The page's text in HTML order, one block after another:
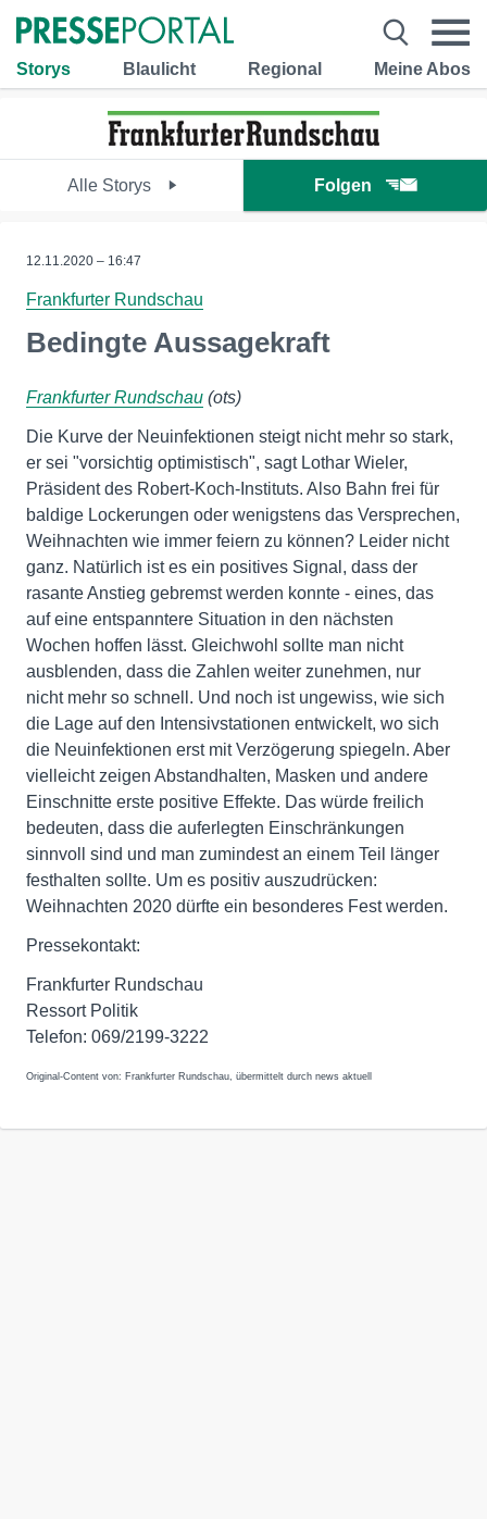
Storys Blaulicht Regional Meine Abos
Alle Storys Folgen
12.11.2020 – 16:47
Frankfurter Rundschau
Bedingte Aussagekraft
Frankfurter Rundschau (ots)
Die Kurve der Neuinfektionen steigt nicht mehr so stark,
er sei "vorsichtig optimistisch", sagt Lothar Wieler,
Präsident des Robert-Koch-Instituts. Also Bahn frei für
baldige Lockerungen oder wenigstens das Versprechen,
Weihnachten wie immer feiern zu können? Leider nicht
ganz. Natürlich ist es ein positives Signal, dass der
rasante Anstieg gebremst werden konnte - eines, das
auf eine entspanntere Situation in den nächsten
Wochen hoffen lässt. Gleichwohl sollte man nicht
ausblenden, dass die Zahlen weiter zunehmen, nur
nicht mehr so schnell. Und noch ist ungewiss, wie sich
die Lage auf den Intensivstationen entwickelt, wo sich
die Neuinfektionen erst mit Verzögerung spiegeln. Aber
vielleicht zeigen Abstandhalten, Masken und andere
Einschnitte erste positive Effekte. Das würde freilich
bedeuten, dass die auferlegten Einschränkungen
sinnvoll sind und man zumindest an einem Teil länger
festhalten sollte. Um es positiv auszudrücken:
Weihnachten 2020 dürfte ein besonderes Fest werden.
Pressekontakt:
Frankfurter Rundschau
Ressort Politik
Telefon: 069/2199-3222
Original-Content von: Frankfurter Rundschau, übermittelt durch news aktuell